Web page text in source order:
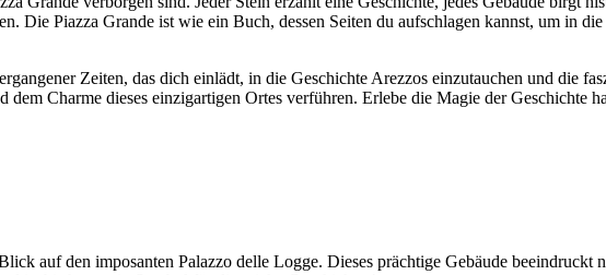
Die Piazza Grande ist wie ein Buch, dessen Seiten du aufschlagen kannst, um in
Zeiten, das dich einlädt, in die Geschichte Arezzos einzutauchen und die
Charme dieses einzigartigen Ortes verführen. Erlebe die Magie der Geschichte
auf den imposanten Palazzo delle Logge. Dieses prächtige Gebäude